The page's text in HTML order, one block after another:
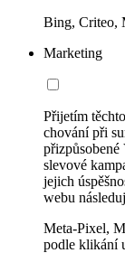
Bing, Criteo,
Marketing
Přijetím
chování při
přizpůsobené
slevové
jejich
webu
Meta-Pixel,
podle klikání